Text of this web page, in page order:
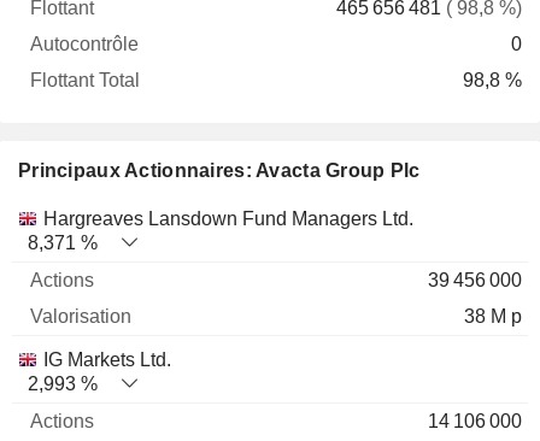
465 656 481 ( 98,8 %)
0
98,8 %
Principaux Actionnaires: Avacta Group Plc
Nom Actions % Valorisation
Hargreaves Lansdown Fund Managers Ltd.
8,371 %
39 456 000
38 M p
IG Markets Ltd.
2,993 %
14 106 000